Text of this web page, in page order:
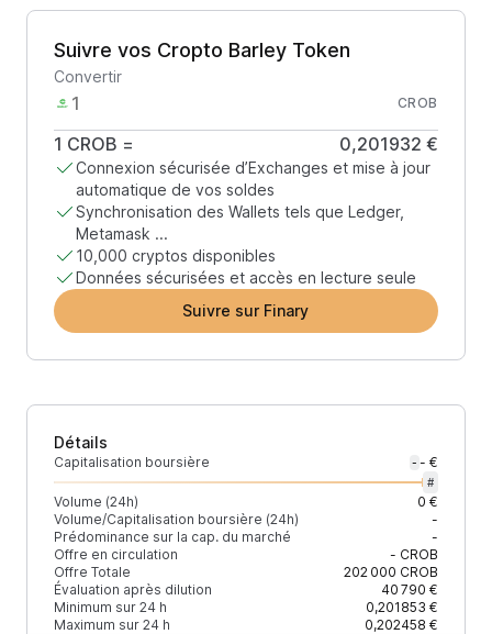
Suivre vos Cropto Barley Token
Convertir
CROB
1 CROB = 0,201932 €
Connexion sécurisée d’Exchanges et mise à jour
automatique de vos soldes
Synchronisation des Wallets tels que Ledger,
Metamask ...
10,000 cryptos disponibles
Données sécurisées et accès en lecture seule
Suivre sur Finary
Détails
Capitalisation boursière - - €
#
Volume (24h)
0 €
Volume/Capitalisation boursière (24h)
-
Prédominance sur la cap. du marché
-
Offre en circulation
- CROB
Offre Totale
202 000 CROB
Évaluation après dilution
40 790 €
Minimum sur 24 h
0,201853 €
Maximum sur 24 h
0,202458 €